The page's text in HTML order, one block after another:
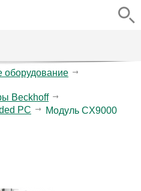
оборудование
Beckhoff
PC
Модуль CX9000